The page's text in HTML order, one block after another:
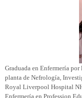
Graduada en Enfermería
planta de Nefrología,
Royal Liverpool Hospital
Enfermería en Profession